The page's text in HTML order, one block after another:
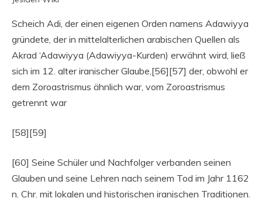
Scheich Adi, der einen eigenen Orden namens Adawiyya
gründete, der in mittelalterlichen arabischen Quellen als
Akrad ‘Adawiyya (Adawiyya-Kurden) erwähnt wird, ließ
sich im 12. alter iranischer Glaube,[56][57] der, obwohl er
dem Zoroastrismus ähnlich war, vom Zoroastrismus
getrennt war
[58][59]
[60] Seine Schüler und Nachfolger verbanden seinen
Glauben und seine Lehren nach seinem Tod im Jahr 1162
n. Chr. mit lokalen und historischen iranischen Traditionen.